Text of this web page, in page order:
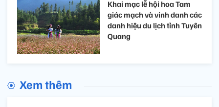
Khai mạc lễ hội hoa Tam
giác mạch và vinh danh các
danh hiệu du lịch tỉnh Tuyên
Quang
Xem thêm